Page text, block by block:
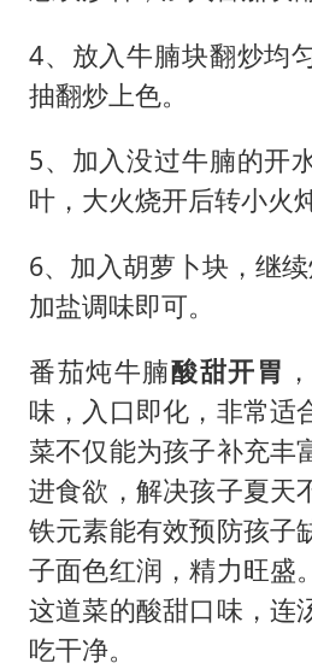
4、放入牛腩块翻炒均
抽翻炒上色。
5、加入没过牛腩的开
叶，大火烧开后转小火
6、加入胡萝卜块，继
加盐调味即可。
番茄炖牛腩酸甜开胃
味，入口即化，非常适
菜不仅能为孩子补充丰
进食欲，解决孩子夏天
铁元素能有效预防孩子
子面色红润，精力旺盛
这道菜的酸甜口味，连
吃干净。